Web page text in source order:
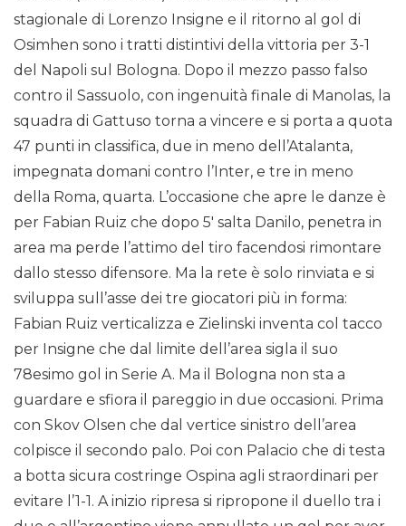
stagionale di Lorenzo Insigne e il ritorno al gol di
Osimhen sono i tratti distintivi della vittoria per 3-1
del Napoli sul Bologna. Dopo il mezzo passo falso
contro il Sassuolo, con ingenuità finale di Manolas, la
squadra di Gattuso torna a vincere e si porta a quota
47 punti in classifica, due in meno dell’Atalanta,
impegnata domani contro l’Inter, e tre in meno
della Roma, quarta. L’occasione che apre le danze è
per Fabian Ruiz che dopo 5′ salta Danilo, penetra in
area ma perde l’attimo del tiro facendosi rimontare
dallo stesso difensore. Ma la rete è solo rinviata e si
sviluppa sull’asse dei tre giocatori più in forma:
Fabian Ruiz verticalizza e Zielinski inventa col tacco
per Insigne che dal limite dell’area sigla il suo
78esimo gol in Serie A. Ma il Bologna non sta a
guardare e sfiora il pareggio in due occasioni. Prima
con Skov Olsen che dal vertice sinistro dell’area
colpisce il secondo palo. Poi con Palacio che di testa
a botta sicura costringe Ospina agli straordinari per
evitare l’1-1. A inizio ripresa si ripropone il duello tra i